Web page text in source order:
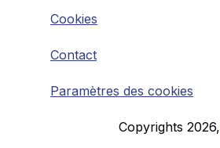
Cookies
Contact
Paramètres des cookies
Copyrights 2026,